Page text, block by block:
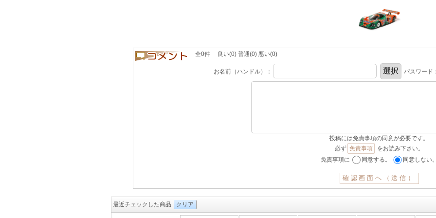
全0件 良い(0) 普通(0) 悪い(0)
お名前（ハンドル）： パスワード
投稿には免責事項の同意が必要です。
必ず 免責事項
をお読み下さい。
免責事項に
同意する。 同意しない
最近チェックした商品 クリア